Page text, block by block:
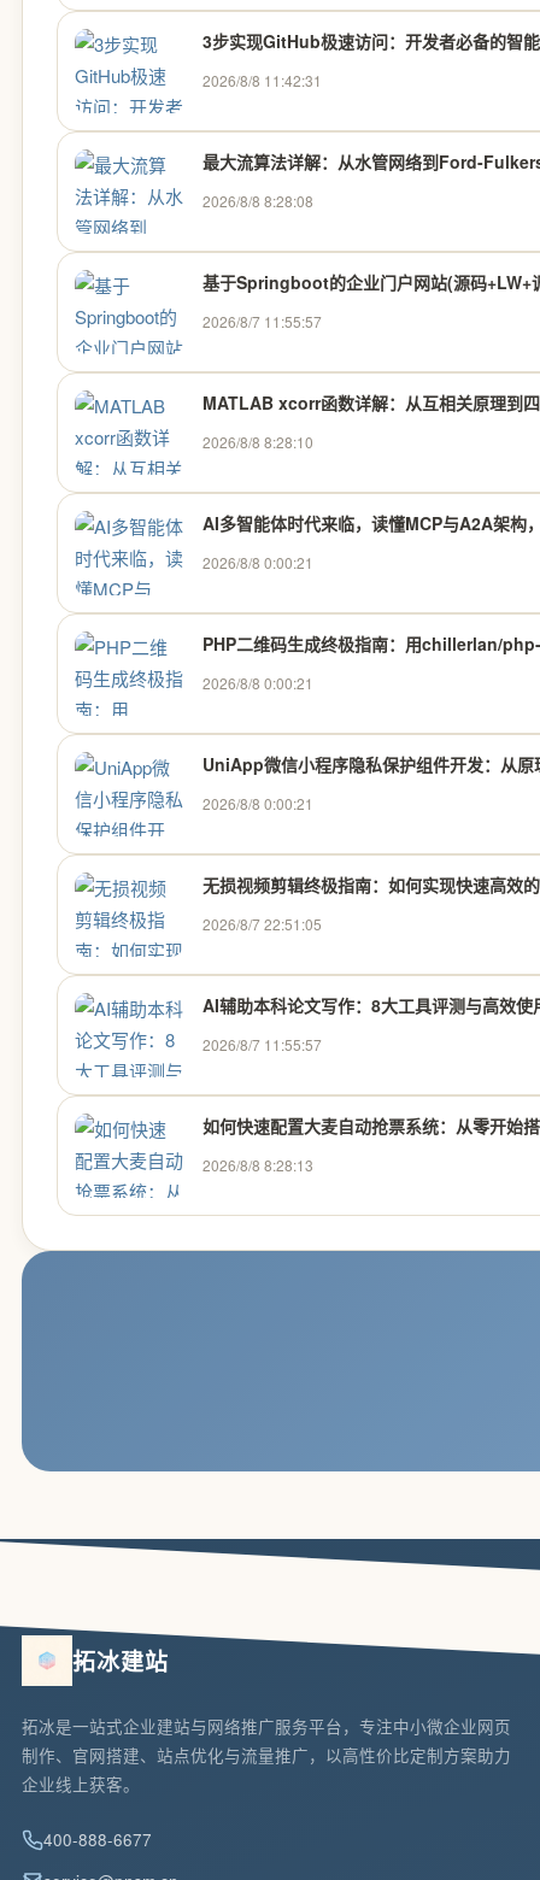
3步实现GitHub极速访问：开发者必备的智
2026/8/8 11:42:31
最大流算法详解：从水管网络到Ford-
2026/8/8 8:28:08
基于Springboot的企业门户网站(源码+LW+
2026/8/7 11:55:57
MATLAB xcorr函数详解：从互相关原理到
2026/8/8 8:28:10
AI多智能体时代来临，读懂MCP与A2A架构
2026/8/8 0:00:21
PHP二维码生成终极指南：用chillerlan/
2026/8/8 0:00:21
UniApp微信小程序隐私保护组件开发：从原
2026/8/8 0:00:21
无损视频剪辑终极指南：如何实现快速高效
2026/8/7 22:51:05
AI辅助本科论文写作：8大工具评测与高效使
2026/8/7 11:55:57
如何快速配置大麦自动抢票系统：从零开始
2026/8/8 8:28:13
拓冰建站
拓冰是一站式企业建站与网络推广服务平台，专注中小微企业网页
制作、官网搭建、站点优化与流量推广，以高性价比定制方案助力
企业线上获客。
400-888-6677